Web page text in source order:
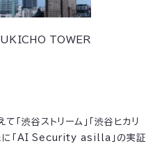
TOWER
「渋谷ストリーム」「渋谷ヒカリ
たに「AI Security asilla」の実証